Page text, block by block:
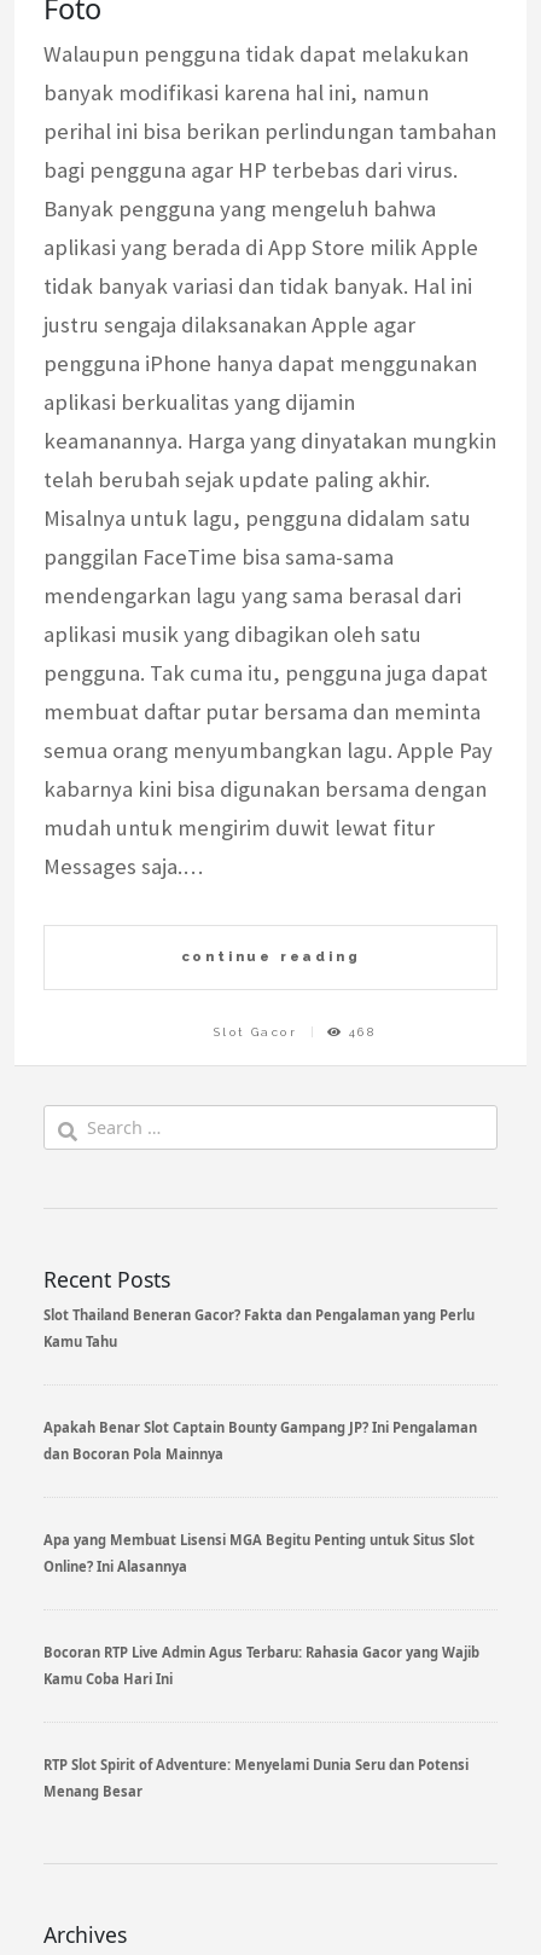
Foto
Walaupun pengguna tidak dapat melakukan
banyak modifikasi karena hal ini, namun
perihal ini bisa berikan perlindungan tambahan
bagi pengguna agar HP terbebas dari virus.
Banyak pengguna yang mengeluh bahwa
aplikasi yang berada di App Store milik Apple
tidak banyak variasi dan tidak banyak. Hal ini
justru sengaja dilaksanakan Apple agar
pengguna iPhone hanya dapat menggunakan
aplikasi berkualitas yang dijamin
keamanannya. Harga yang dinyatakan mungkin
telah berubah sejak update paling akhir.
Misalnya untuk lagu, pengguna didalam satu
panggilan FaceTime bisa sama-sama
mendengarkan lagu yang sama berasal dari
aplikasi musik yang dibagikan oleh satu
pengguna. Tak cuma itu, pengguna juga dapat
membuat daftar putar bersama dan meminta
semua orang menyumbangkan lagu. Apple Pay
kabarnya kini bisa digunakan bersama dengan
mudah untuk mengirim duwit lewat fitur
Messages saja.…
continue reading
Slot Gacor 468
for:
Recent Posts
Slot Thailand Beneran Gacor? Fakta dan Pengalaman yang Perlu
Kamu Tahu
Apakah Benar Slot Captain Bounty Gampang JP? Ini Pengalaman
dan Bocoran Pola Mainnya
Apa yang Membuat Lisensi MGA Begitu Penting untuk Situs Slot
Online? Ini Alasannya
Bocoran RTP Live Admin Agus Terbaru: Rahasia Gacor yang Wajib
Kamu Coba Hari Ini
RTP Slot Spirit of Adventure: Menyelami Dunia Seru dan Potensi
Menang Besar
Archives